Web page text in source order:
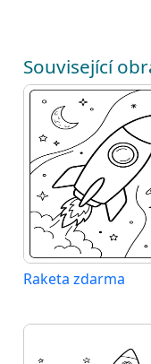
Související
Raketa zdarma